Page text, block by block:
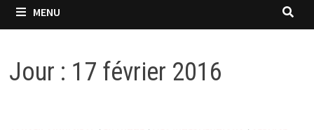
MENU
Jour : 17 février 2016